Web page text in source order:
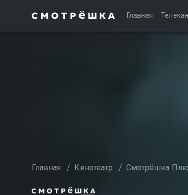
Главная
Главная / Кинотеатр / Смотрёшка